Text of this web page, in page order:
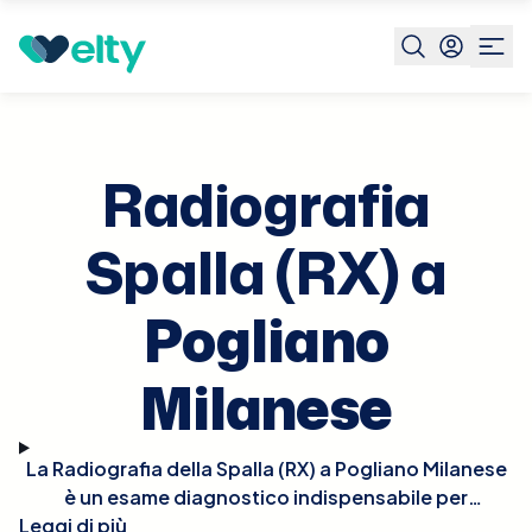
Prenota visita
Pogliano
Radiografia
Spalla (RX) a
Pogliano
Milanese
La Radiografia della Spalla (RX) a Pogliano Milanese
è un esame diagnostico indispensabile per
esplorare le condizioni dell'articolazione della
Leggi di più